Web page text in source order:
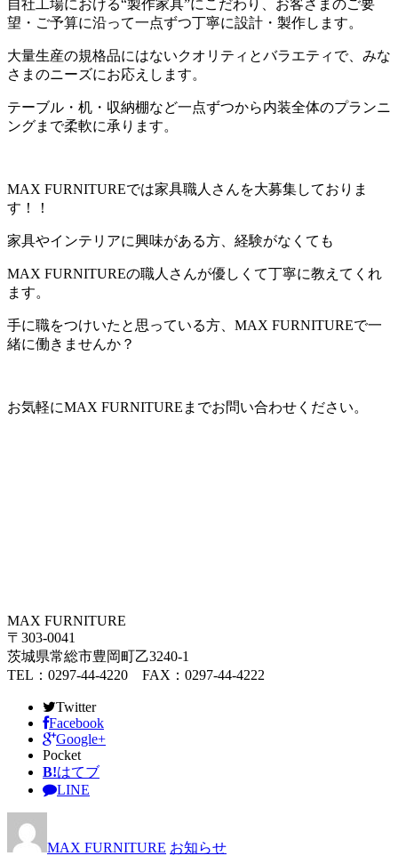
自社工場における“製作家具”にこだわり、お客さまのご要
望・ご予算に沿って一点ずつ丁寧に設計・製作します。
大量生産の規格品にはないクオリティとバラエティで、みな
さまのニーズにお応えします。
テーブル・机・収納棚など一点ずつから内装全体のプランニ
ングまで柔軟に承ります。
MAX FURNITUREでは家具職人さんを大募集しておりま
す！！
家具やインテリアに興味がある方、経験がなくても
MAX FURNITUREの職人さんが優しくて丁寧に教えてくれ
ます。
手に職をつけいたと思っている方、MAX FURNITUREで一
緒に働きませんか？
お気軽にMAX FURNITUREまでお問い合わせください。
MAX FURNITURE
〒303-0041
茨城県常総市豊岡町乙3240-1
TEL：0297-44-4220 FAX：0297-44-4222
Twitter
Facebook
Google+
Pocket
B!はてブ
LINE
MAX FURNITURE お知らせ